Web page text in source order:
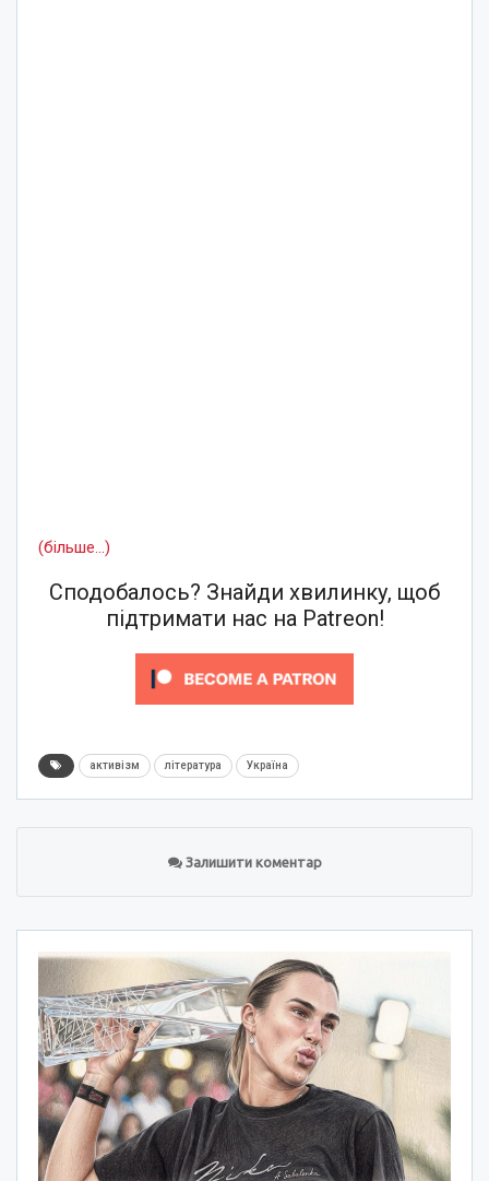
(більше…)
Сподобалось? Знайди хвилинку, щоб
підтримати нас на Patreon!
активізм література Україна
Залишити коментар